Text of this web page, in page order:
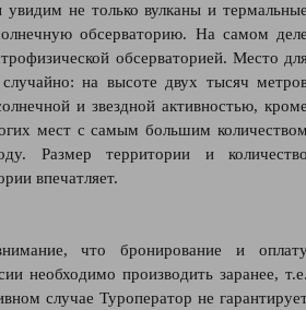
не только вулканы и
обсерваторию. На самом
обсерваторией. Место
на высоте двух тысяч
и звездной активностью,
мест с самым большим
Размер территории и
впечатляет.
что бронирование и
необходимо производить заранее,
случае Туроператор не